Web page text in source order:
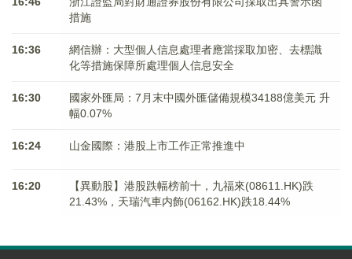
措施
16:36
網信辦：大型個人信息處理者應當採取加密、去標識
化等措施保障所處理個人信息安全
16:30
國家外匯局：7月末中國外匯儲備規模34188億美元 升
幅0.07%
16:24 山金國際：港股上市工作正常推進中
16:20
【異動股】港股跌幅榜前十，九福來(08611.HK)跌
21.43%，天瑞汽車内飾(06162.HK)跌18.44%